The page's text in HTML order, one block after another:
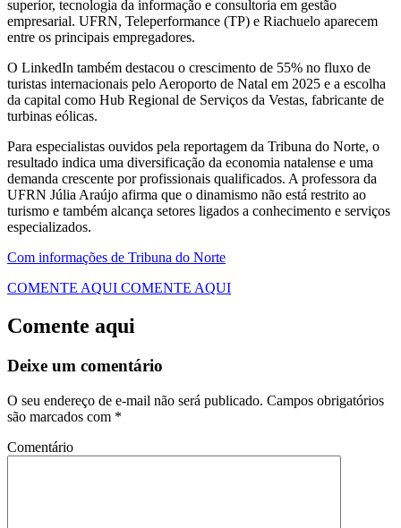
superior, tecnologia da informação e consultoria em gestão
empresarial. UFRN, Teleperformance (TP) e Riachuelo aparecem
entre os principais empregadores.
O LinkedIn também destacou o crescimento de 55% no fluxo de
turistas internacionais pelo Aeroporto de Natal em 2025 e a escolha
da capital como Hub Regional de Serviços da Vestas, fabricante de
turbinas eólicas.
Para especialistas ouvidos pela reportagem da Tribuna do Norte, o
resultado indica uma diversificação da economia natalense e uma
demanda crescente por profissionais qualificados. A professora da
UFRN Júlia Araújo afirma que o dinamismo não está restrito ao
turismo e também alcança setores ligados a conhecimento e serviços
especializados.
Com informações de Tribuna do Norte
COMENTE AQUI COMENTE AQUI
Comente aqui
Deixe um comentário
O seu endereço de e-mail não será publicado. Campos obrigatórios
são marcados com *
Comentário